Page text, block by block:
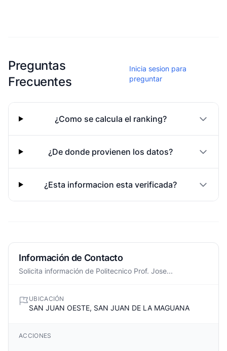
Preguntas
Frecuentes
Inicia sesion para
preguntar
¿Como se calcula el ranking?
¿De donde provienen los datos?
¿Esta informacion esta verificada?
Información de Contacto
Solicita información de Politecnico Prof. Jose...
UBICACIÓN
SAN JUAN OESTE, SAN JUAN DE LA MAGUANA
ACCIONES